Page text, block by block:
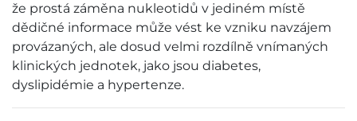
že prostá záměna nukleotidů v jediném místě
dědičné informace může vést ke vzniku navzájem
provázaných, ale dosud velmi rozdílně vnímaných
klinických jednotek, jako jsou diabetes,
dyslipidémie a hypertenze.